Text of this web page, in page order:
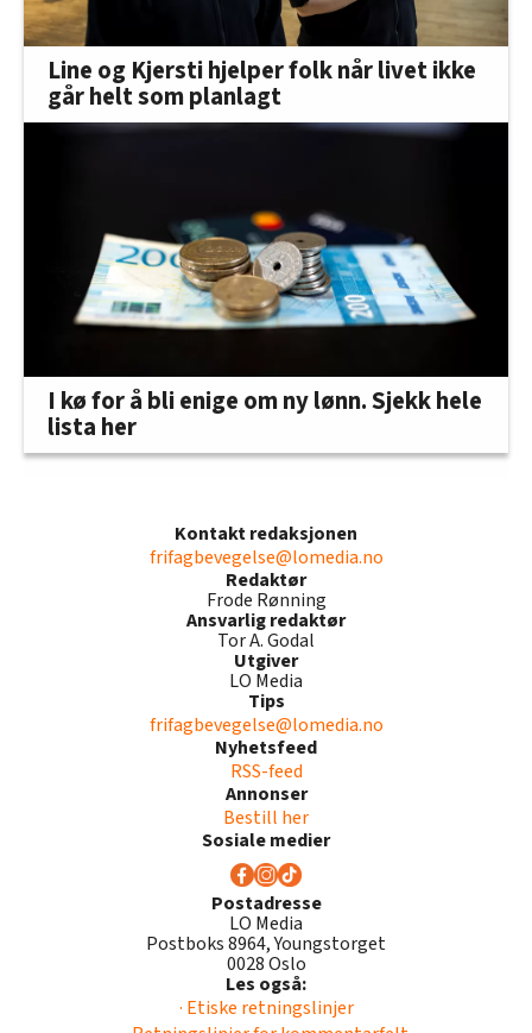
Line og Kjersti hjelper folk når livet ikke
går helt som planlagt
I kø for å bli enige om ny lønn. Sjekk hele
lista her
Kontakt redaksjonen
frifagbevegelse@lomedia.no
Redaktør
Frode Rønning
Ansvarlig redaktør
Tor A. Godal
Utgiver
LO Media
Tips
frifagbevegelse@lomedia.no
Nyhetsfeed
RSS-feed
Annonser
Bestill her
Sosiale medier
Postadresse
LO Media
Postboks 8964, Youngstorget
0028 Oslo
Les også:
· Etiske retningslinjer